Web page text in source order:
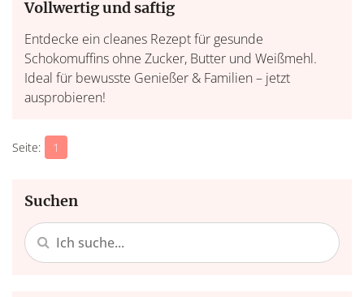
Vollwertig und saftig
Entdecke ein cleanes Rezept für gesunde
Schokomuffins ohne Zucker, Butter und Weißmehl.
Ideal für bewusste Genießer & Familien – jetzt
ausprobieren!
1
Suchen